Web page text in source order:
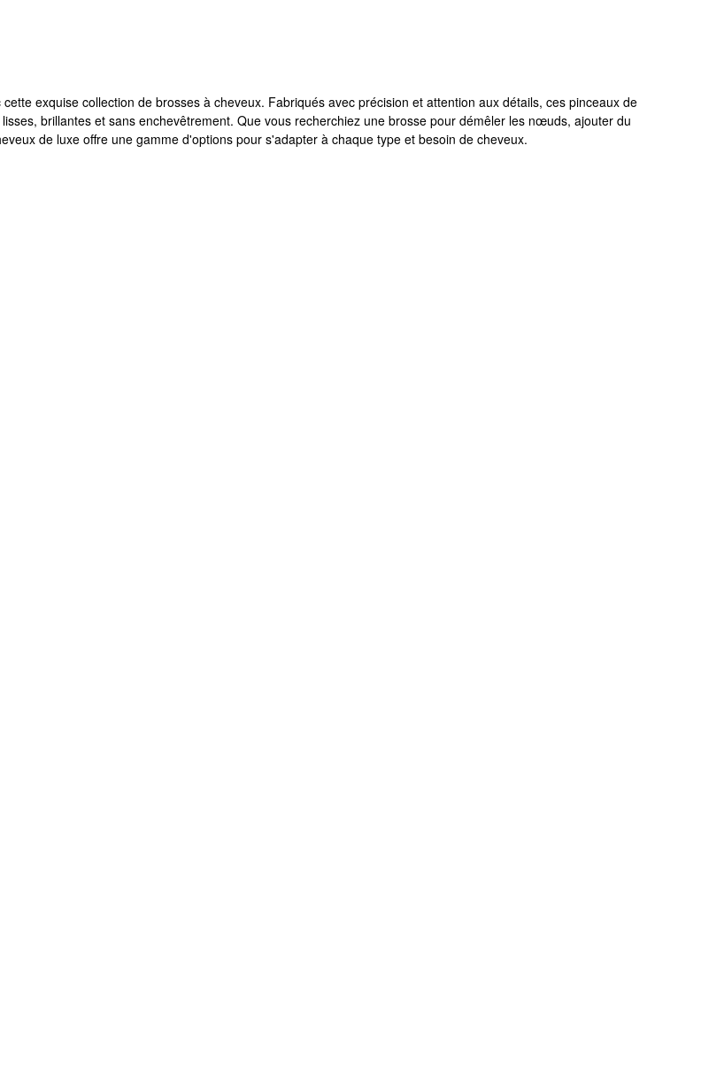
exquise collection de brosses à cheveux. Fabriqués avec précision et attention aux détails, ces pinceaux de
brillantes et sans enchevêtrement. Que vous recherchiez une brosse pour démêler les nœuds, ajouter du
de luxe offre une gamme d'options pour s'adapter à chaque type et besoin de cheveux.